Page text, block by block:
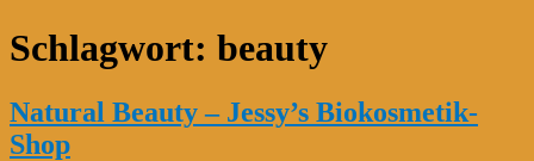
Schlagwort: beauty
Natural Beauty – Jessy’s Biokosmetik-
Shop